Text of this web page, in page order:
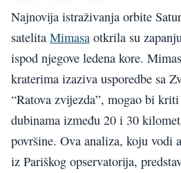
Najnovija istraživanja orbite
satelita Mimasa otkrila su
ispod njegove ledena kore.
kraterima izaziva usporedbe sa
“Ratova zvijezda”, mogao bi
dubinama između 20 i 30
površine. Ova analiza, koju vodi
iz Pariškog opservatorija,